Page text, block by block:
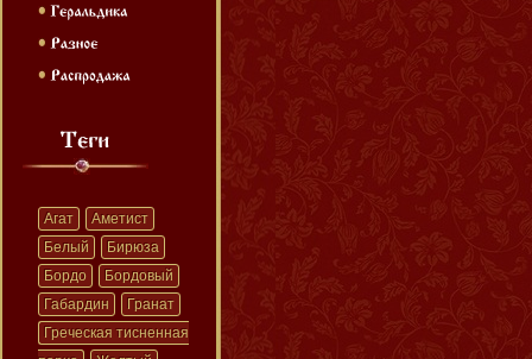
Агат
Аметист
Белый
Бирюза
Бордо
Бордовый
Габардин
Гранат
Греческая тисненная